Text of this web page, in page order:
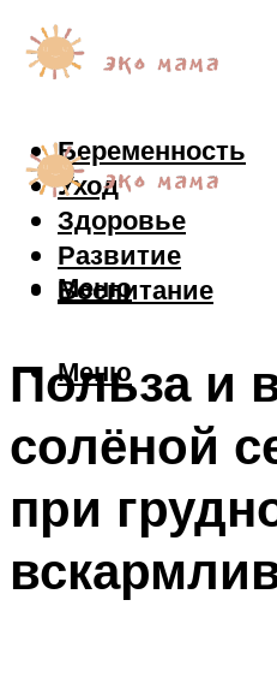
Беременность
Уход
Здоровье
Развитие
Воспитание
Меню
Меню
Польза и
солёной
при